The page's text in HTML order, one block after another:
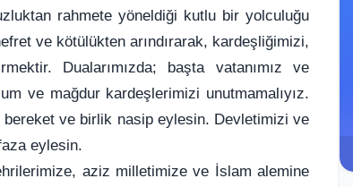
rahmete yöneldiği kutlu bir yolculuğu
ve kötülükten arındırarak, kardeşliğimizi,
Dualarımızda; başta vatanımız ve
ve mağdur kardeşlerimizi unutmamalıyız.
ve birlik nasip eylesin. Devletimizi ve
eylesin.
aziz milletimize ve İslam alemine